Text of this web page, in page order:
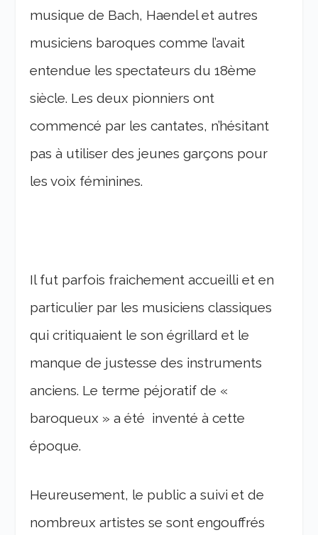
musique de Bach, Haendel et autres
musiciens baroques comme l’avait
entendue les spectateurs du 18ème
siècle. Les deux pionniers ont
commencé par les cantates, n’hésitant
pas à utiliser des jeunes garçons pour
les voix féminines.
Il fut parfois fraichement accueilli et en
particulier par les musiciens classiques
qui critiquaient le son égrillard et le
manque de justesse des instruments
anciens. Le terme péjoratif de «
baroqueux » a été inventé à cette
époque.
Heureusement, le public a suivi et de
nombreux artistes se sont engouffrés